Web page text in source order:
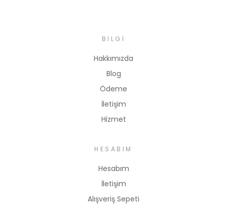
BILGI
Hakkımızda
Blog
Ödeme
İletişim
Hizmet
HESABIM
Hesabım
İletişim
Alışveriş Sepeti